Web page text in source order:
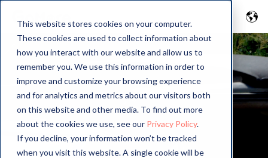
This website stores cookies on your computer.
These cookies are used to collect information about
how you interact with our website and allow us to
remember you. We use this information in order to
improve and customize your browsing experience
and for analytics and metrics about our visitors both
on this website and other media. To find out more
about the cookies we use, see our Privacy Policy.
If you decline, your information won’t be tracked
when you visit this website. A single cookie will be